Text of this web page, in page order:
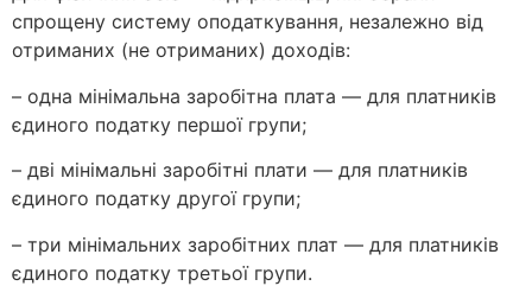
спрощену систему оподаткування, незалежно від
отриманих (не отриманих) доходів:
– одна мінімальна заробітна плата — для платників
єдиного податку першої групи;
– дві мінімальні заробітні плати — для платників
єдиного податку другої групи;
– три мінімальних заробітних плат — для платників
єдиного податку третьої групи.